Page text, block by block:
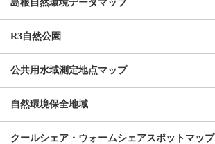
島根自然環境データマップ
R3自然公園
公共用水域測定地点マップ
自然環境保全地域
クールシェア・ウォームシェアスポットマップ